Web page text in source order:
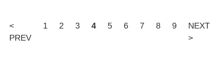
<
PREV
1 2 3 4 5 6 7 8 9
NEXT
>